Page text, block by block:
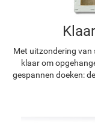
Met uitzondering van
klaar om
gespannen doeken: